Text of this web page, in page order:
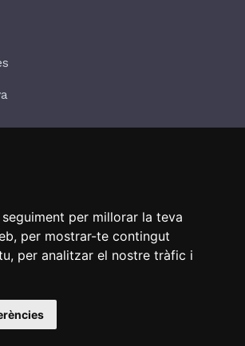
per millorar la teva
per mostrar-te contingut
per analitzar el nostre tràfic i